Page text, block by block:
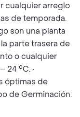
cualquier arreglo
de temporada.
son una planta
parte trasera de
o cualquier
24 °C. •
óptimas de
de Germinación: